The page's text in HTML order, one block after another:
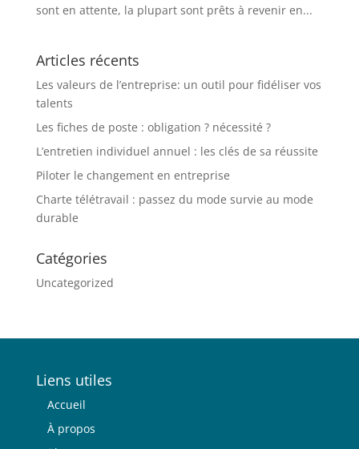
sont en attente, la plupart sont prêts à revenir en...
Articles récents
Les valeurs de l’entreprise: un outil pour fidéliser vos
talents
Les fiches de poste : obligation ? nécessité ?
L’entretien individuel annuel : les clés de sa réussite
Piloter le changement en entreprise
Charte télétravail : passez du mode survie au mode
durable
Catégories
Uncategorized
Liens utiles
Accueil
À propos